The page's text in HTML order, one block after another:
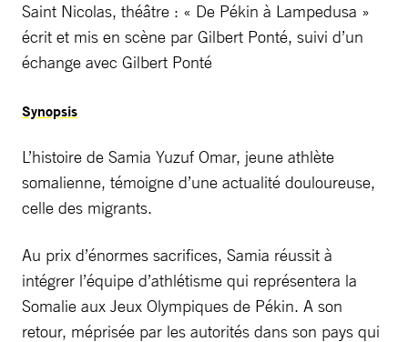
Saint Nicolas, théâtre : « De Pékin à Lampedusa »
écrit et mis en scène par Gilbert Ponté, suivi d’un
échange avec Gilbert Ponté
Synopsis
L’histoire de Samia Yuzuf Omar, jeune athlète
somalienne, témoigne d’une actualité douloureuse,
celle des migrants.
Au prix d’énormes sacrifices, Samia réussit à
intégrer l’équipe d’athlétisme qui représentera la
Somalie aux Jeux Olympiques de Pékin. A son
retour, méprisée par les autorités dans son pays qui